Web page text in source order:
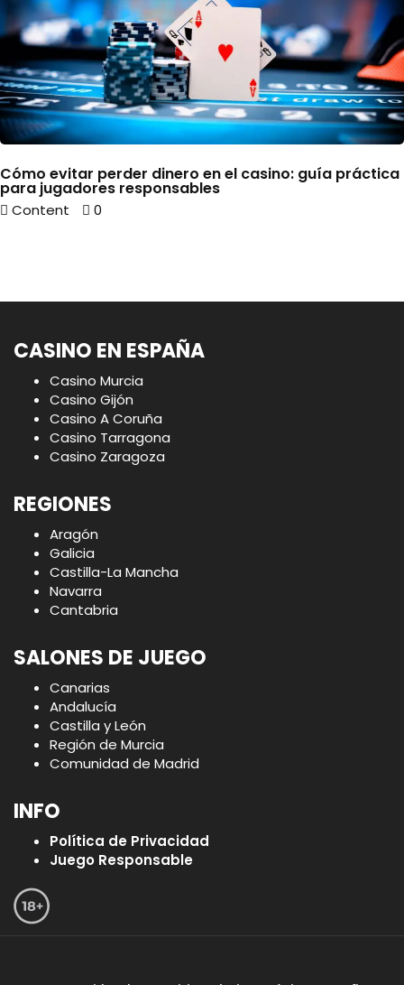
Cómo evitar perder dinero en el casino: guía práctica
para jugadores responsables
Content 0
CASINO EN ESPAÑA
Casino Murcia
Casino Gijón
Casino A Coruña
Casino Tarragona
Casino Zaragoza
REGIONES
Aragón
Galicia
Castilla-La Mancha
Navarra
Cantabria
SALONES DE JUEGO
Canarias
Andalucía
Castilla y León
Región de Murcia
Comunidad de Madrid
INFO
Política de Privacidad
Juego Responsable